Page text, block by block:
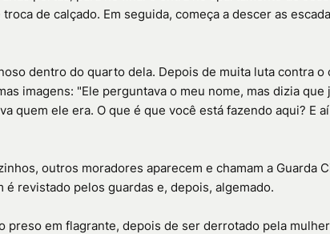
de calçado. Em seguida, começa a descer as
dentro do quarto dela. Depois de muita luta contra o
imagens: "Ele perguntava o meu nome, mas dizia que
quem ele era. O que é que você está fazendo aqui? E
outros moradores aparecem e chamam a Guarda
revistado pelos guardas e, depois, algemado.
preso em flagrante, depois de ser derrotado pela